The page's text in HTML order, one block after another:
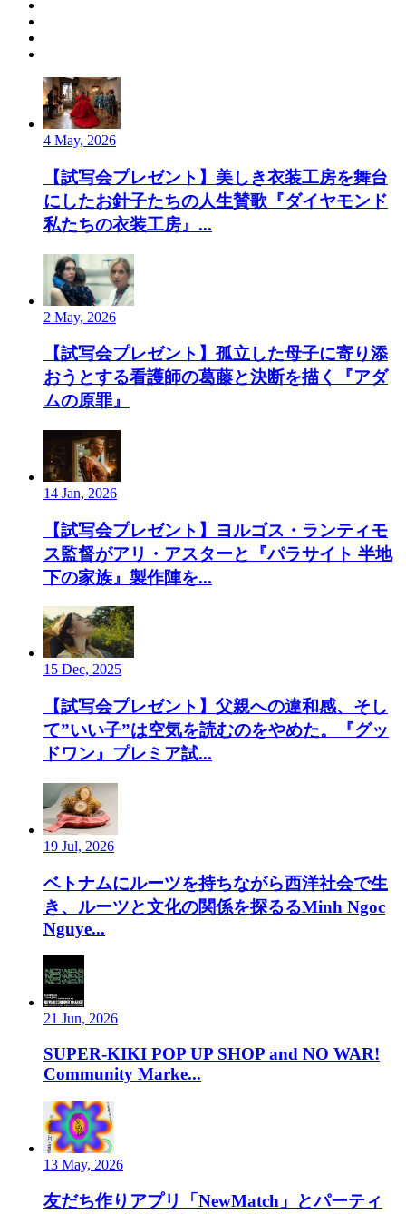
4 May, 2026
【試写会プレゼント】美しき衣装工房を舞台
にしたお針子たちの人生賛歌『ダイヤモンド
私たちの衣装工房』...
2 May, 2026
【試写会プレゼント】孤立した母子に寄り添
おうとする看護師の葛藤と決断を描く『アダ
ムの原罪』
14 Jan, 2026
【試写会プレゼント】ヨルゴス・ランティモ
ス監督がアリ・アスターと『パラサイト 半地
下の家族』製作陣を...
15 Dec, 2025
【試写会プレゼント】父親への違和感、そし
て”いい子”は空気を読むのをやめた。『グッ
ドワン』プレミア試...
19 Jul, 2026
ベトナムにルーツを持ちながら西洋社会で生
き、ルーツと文化の関係を探るるMinh Ngoc
Nguye...
21 Jun, 2026
SUPER-KIKI POP UP SHOP and NO WAR!
Community Marke...
13 May, 2026
友だち作りアプリ「NewMatch」とパーティ